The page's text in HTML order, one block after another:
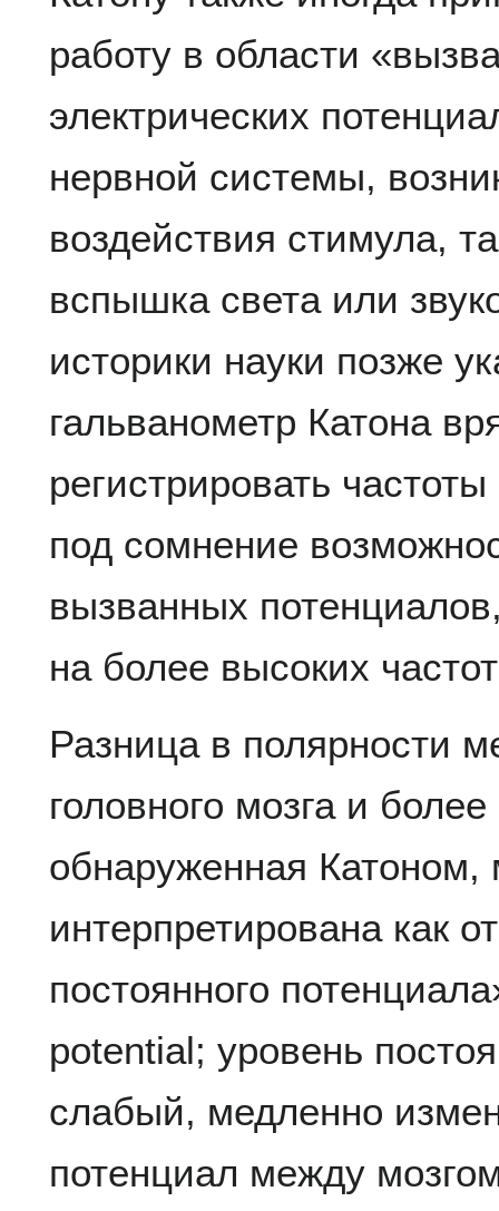
работу в области
электрических
нервной системы,
воздействия стимула,
вспышка света или
историки науки позже
гальванометр Катона
регистрировать
под сомнение
вызванных
на более высоких
Разница в полярности
головного мозга и
обнаруженная Катоном,
интерпретирована как
постоянного
potential; уровень
слабый, медленно
потенциал между